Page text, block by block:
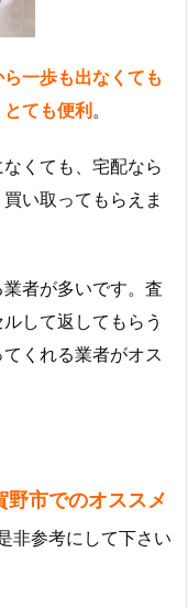
一歩も出なくても
ても便利。
くても、宅配なら
い取ってもらえま
者が多いです。査
して返してもらう
くれる業者がオス
野市でのオススメ
非参考にして下さい